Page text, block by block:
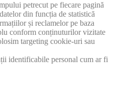
petrecut pe fiecare pagină
din funcția de statistică
și reclamelor pe baza
conform conținuturilor vizitate
targeting cookie-uri sau
identificabile personal cum ar fi